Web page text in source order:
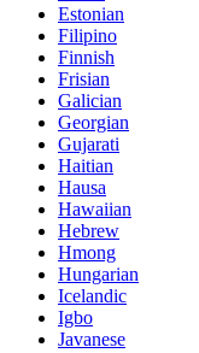
Estonian
Filipino
Finnish
Frisian
Galician
Georgian
Gujarati
Haitian
Hausa
Hawaiian
Hebrew
Hmong
Hungarian
Icelandic
Igbo
Javanese